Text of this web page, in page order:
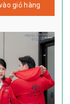
giỏ hàng